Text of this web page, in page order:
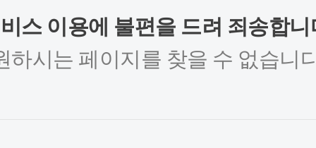
스 이용에 불편을 드려 죄송합니
하시는 페이지를 찾을 수 없습니